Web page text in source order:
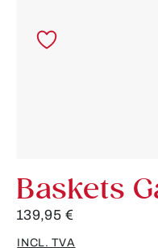
Baskets
139,95 €
INCL. TVA